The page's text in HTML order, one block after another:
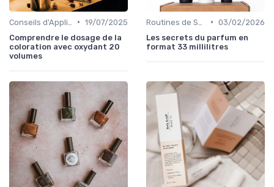
• 19/07/2025
Comprendre le dosage de la
coloration avec oxydant 20
volumes
• 03/02/2026
Les secrets du parfum en
format 33 millilitres